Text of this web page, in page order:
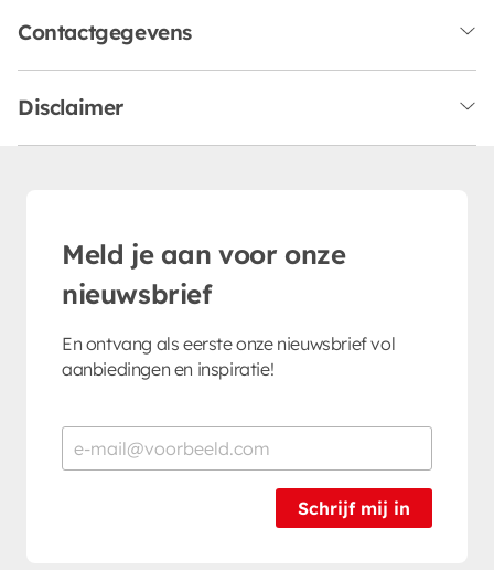
Contactgegevens
Disclaimer
Meld je aan voor onze
nieuwsbrief
En ontvang als eerste onze nieuwsbrief vol
aanbiedingen en inspiratie!
Schrijf mij in